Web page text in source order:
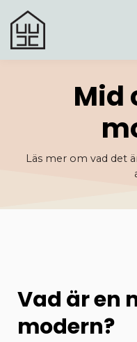
Mid
Läs mer om vad det
Vad är en
modern?